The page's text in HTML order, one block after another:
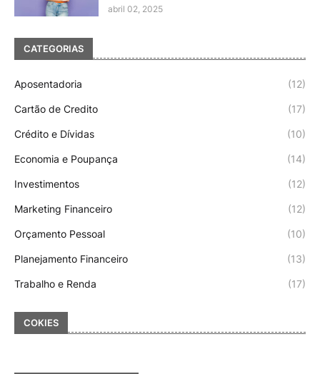
abril 02, 2025
CATEGORIAS
Aposentadoria (12)
Cartão de Credito (17)
Crédito e Dívidas (10)
Economia e Poupança (14)
Investimentos (12)
Marketing Financeiro (12)
Orçamento Pessoal (10)
Planejamento Financeiro (13)
Trabalho e Renda (17)
COKIES